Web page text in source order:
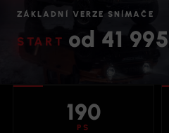
ZÁKLADNÍ VERZE SNÍMAČE
od 41
190
PS